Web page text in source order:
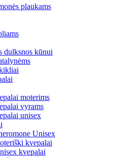
plaukams
dulksnos kūnui
moterims
vyrams
unisex
Unisex
kvepalai
kvepalai